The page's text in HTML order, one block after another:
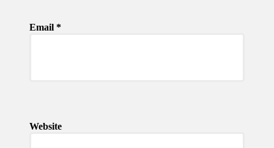
Email *
Website